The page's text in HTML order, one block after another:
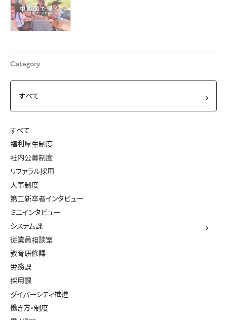
Category
すべて
福利厚生制度
社内公募制度
リファラル採用
人事制度
第二新卒者インタビュー
ミニインタビュー
システム課
従業員相談室
教育研修課
労務課
採用課
ダイバーシティ推進
働き方・制度